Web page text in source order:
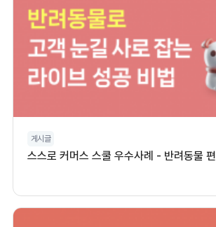
게시글
스스로 커머스 스쿨 우수사례 - 반려동물 편